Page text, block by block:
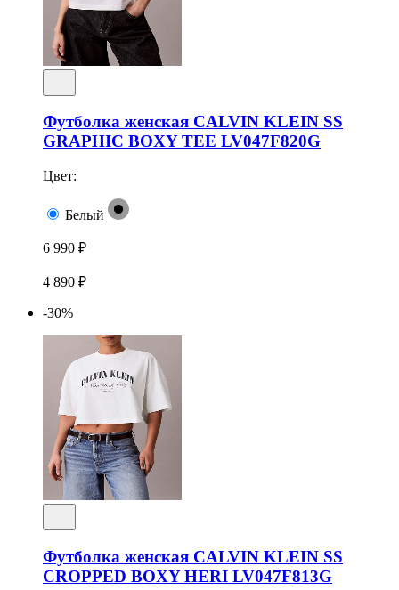
Футболка женская CALVIN KLEIN SS
GRAPHIC BOXY TEE LV047F820G
Цвет:
Белый
6 990 ₽
4 890 ₽
-30%
Футболка женская CALVIN KLEIN SS
CROPPED BOXY HERI LV047F813G